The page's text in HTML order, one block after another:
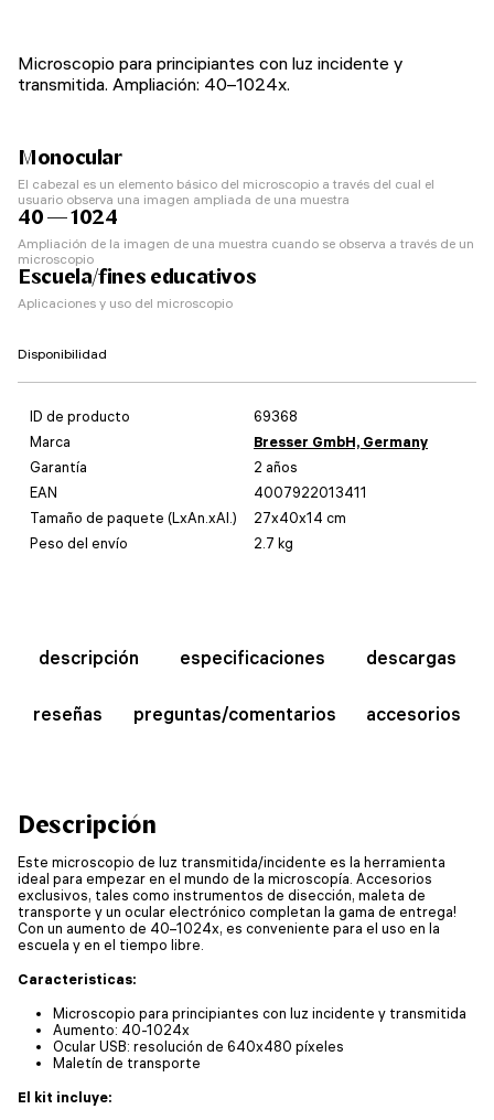
Microscopio para principiantes con luz incidente y
transmitida. Ampliación: 40–1024x.
Monocular
El cabezal es un elemento básico del microscopio a través del cual el
usuario observa una imagen ampliada de una muestra
40 — 1024
Ampliación de la imagen de una muestra cuando se observa a través de un
microscopio
Escuela/fines educativos
Aplicaciones y uso del microscopio
Disponibilidad
ID de producto
69368
Marca
Bresser GmbH, Germany
Garantía
2 años
EAN
4007922013411
Tamaño de paquete (LxAn.xAl.)
27x40x14 cm
Peso del envío
2.7 kg
descripción especificaciones descargas
reseñas preguntas/comentarios accesorios
Descripción
Este microscopio de luz transmitida/incidente es la herramienta
ideal para empezar en el mundo de la microscopía. Accesorios
exclusivos, tales como instrumentos de disección, maleta de
transporte y un ocular electrónico completan la gama de entrega!
Con un aumento de 40–1024x, es conveniente para el uso en la
escuela y en el tiempo libre.
Caracteristicas:
Microscopio para principiantes con luz incidente y transmitida
Aumento: 40-1024x
Ocular USB: resolución de 640x480 píxeles
Maletín de transporte
El kit incluye: